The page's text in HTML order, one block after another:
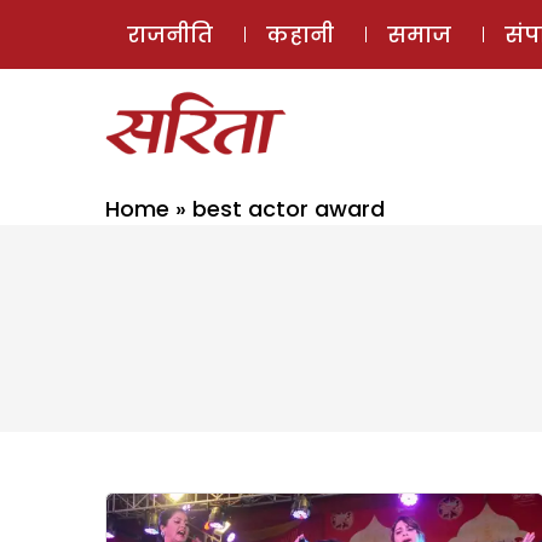
राजनीति कहानी समाज
Home » best actor award